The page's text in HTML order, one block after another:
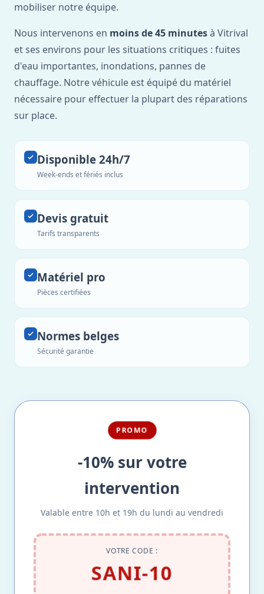
mobiliser notre équipe.
Nous intervenons en moins de 45 minutesà Vitrival
et ses environs pour les situations critiques : fuites
d'eau importantes, inondations, pannes de
chauffage. Notre véhicule est équipé du matériel
nécessaire pour effectuer la plupart des réparations
sur place.
Disponible 24h/7
Week-ends et fériés inclus
Devis gratuit
Tarifs transparents
Matériel pro
Pièces certifiées
Normes belges
Sécurité garantie
PROMO
-10% sur votre
intervention
Valable entre 10h et 19h du lundi au vendredi
VOTRE CODE :
SANI-10